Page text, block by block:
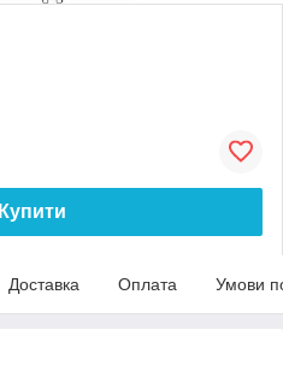
Купити
Доставка Оплата Умови